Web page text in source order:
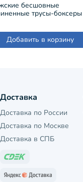
бесшовные
трусы-боксеры
Добавить в корзину
Доставка
Доставка по России
Доставка по Москве
Доставка в СПБ